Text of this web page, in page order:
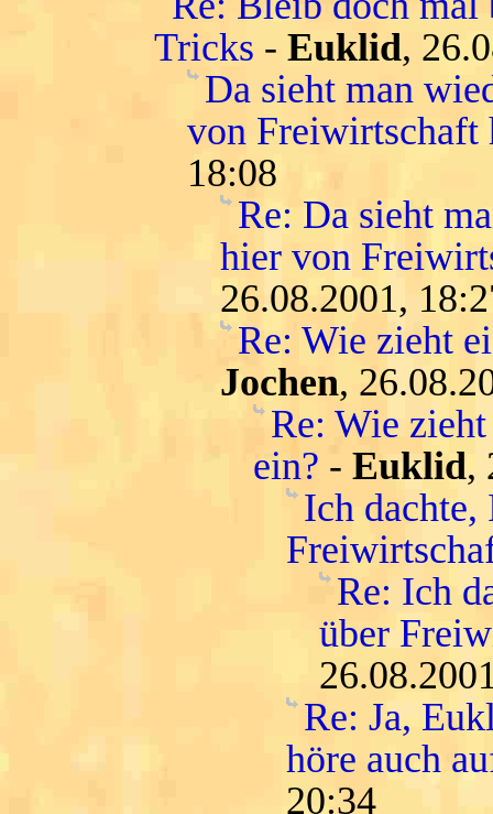
Tricks - Euklid,
Da sieht man
von Freiwirtschaft
18:08
Re: Da sieht
hier von
26.08.2001,
Re: Wie zieht
Jochen,
Re: Wie
ein? - Euklid,
Ich dachte,
Re: Ich
über
Re: Ja,
höre auch
20:34